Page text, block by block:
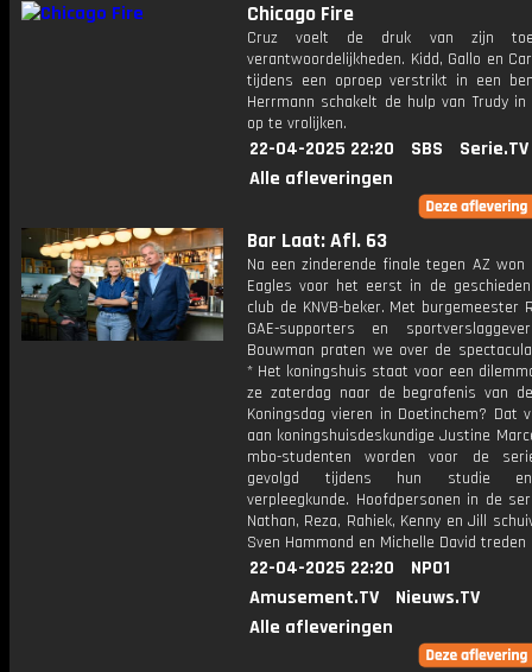
Chicago Fire
Cruz voelt de druk van zijn
verantwoordelijkheden. Kidd, Gallo en
tijdens een oproep verstrikt in een
Herrmann schakelt de hulp van Trudy in
op te vrolijken.
22-04-2025 22:20 SBS
Serie.TV
Alle afleveringen
Bar Laat: Afl. 63
Na een zinderende finale tegen AZ won
Eagles voor het eerst in de
club de KNVB-beker. Met burgemeester
GAE-supporters en
Bouwman praten we over de
* Het koningshuis staat voor een
ze zaterdag naar de begrafenis van
Koningsdag vieren in Doetinchem? Dat
aan koningshuisdeskundige Justine
mbo-studenten worden voor de
gevolgd tijdens hun studie
verpleegkunde. Hoofdpersonen in de
Nathan, Reza, Rahiek, Kenny en Jill
Sven Hammond en Michelle David treden
22-04-2025 22:20
NPO1
Amusement.TV
Nieuws.TV
Alle afleveringen